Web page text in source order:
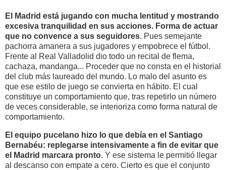
El Madrid está jugando con mucha lentitud y mostrando
excesiva tranquilidad en sus acciones. Forma de actuar
que no convence a sus seguidores. Pues semejante
pachorra amanera a sus jugadores y empobrece el fútbol.
Frente al Real Valladolid dio todo un recital de flema,
cachaza, mandanga... Proceder que no consta en el historial
del club más laureado del mundo. Lo malo del asunto es
que ese estilo de juego se convierta en hábito. El cual
constituye un comportamiento que, tras repetirlo un número
de veces considerable, se interioriza como forma natural de
comportamiento.
El equipo pucelano hizo lo que debía en el Santiago
Bernabéu: replegarse intensivamente a fin de evitar que
el Madrid marcara pronto. Y ese sistema le permitió llegar
al descanso con empate a cero. Cierto es que el conjunto